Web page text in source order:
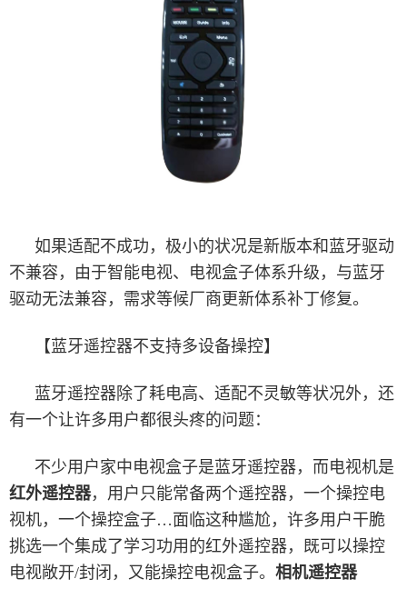
如果适配不成功，极小的状况是新版本和蓝牙驱动
不兼容，由于智能电视、电视盒子体系升级，与蓝牙
驱动无法兼容，需求等候厂商更新体系补丁修复。
【蓝牙遥控器不支持多设备操控】
蓝牙遥控器除了耗电高、适配不灵敏等状况外，还
有一个让许多用户都很头疼的问题：
不少用户家中电视盒子是蓝牙遥控器，而电视机是
红外遥控器，用户只能常备两个遥控器，一个操控电
视机，一个操控盒子…面临这种尴尬，许多用户干脆
挑选一个集成了学习功用的红外遥控器，既可以操控
电视敞开/封闭，又能操控电视盒子。 相机遥控器